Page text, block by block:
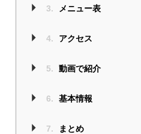
3. メニュー表
4. アクセス
5. 動画で紹介
6. 基本情報
7. まとめ